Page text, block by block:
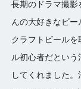
長期のドラマ撮影
んの大好きなビ
クラフトビール
ル初心者だとい
してくれました